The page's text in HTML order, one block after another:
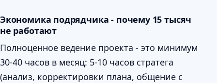
Экономика подрядчика - почему 15 тысяч
не работают
Полноценное ведение проекта - это минимум
30-40 часов в месяц: 5-10 часов стратега
(анализ, корректировки плана, общение с